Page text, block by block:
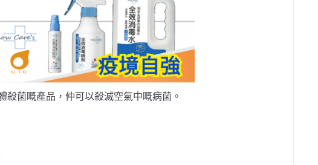
殺菌嘅產品，仲可以殺滅空氣中嘅病菌。